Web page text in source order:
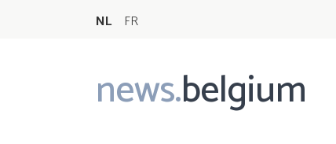
NL FR
news.belgium
Main
navigation